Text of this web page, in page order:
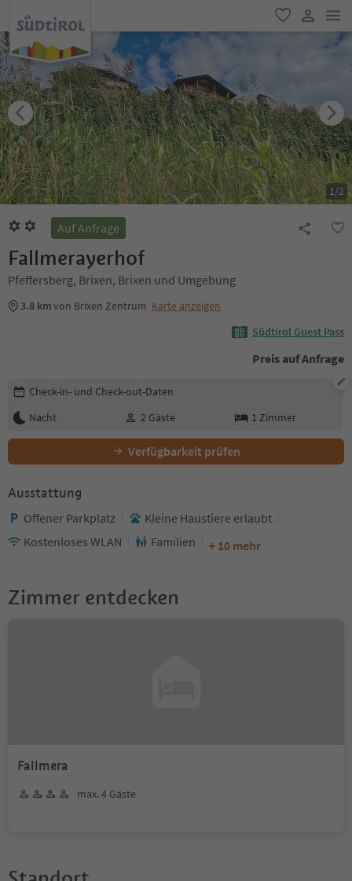
favorit
user link
1/2
Auf Anfrage
Fallmerayerhof
Pfeffersberg, Brixen, Brixen und Umgebung
3.8 kmvon Brixen Zentrum Karte anzeigen
Südtirol Guest Pass
Preis auf Anfrage
Buchungsdetails bearbeiten
Check-in- und Check-out-Daten
Nacht
2 Gäste 1 Zimmer
Verfügbarkeit prüfen
Ausstattung
Offener Parkplatz
Kleine Haustiere erlaubt
Kostenloses WLAN
Familien + 10 mehr
Zimmer entdecken
Fallmera
max. 4 Gäste